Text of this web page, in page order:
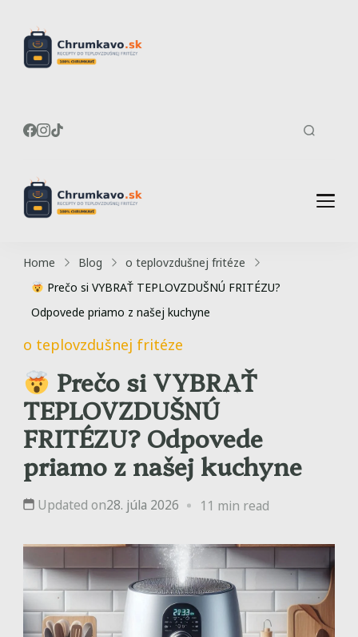
fritézy
Home Blog
o teplovzdušnej fritéze
Prečo si VYBRAŤ TEPLOVZDUŠNÚ FRITÉZU?
Odpovede priamo z našej kuchyne
o teplovzdušnej fritéze
Prečo si VYBRAŤ
TEPLOVZDUŠNÚ
FRITÉZU? Odpovede
priamo z našej kuchyne
Updated on28. júla 2026 11 min read